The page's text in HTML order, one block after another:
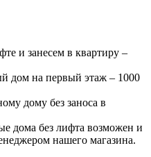
и занесем в квартиру –
дом на первый этаж – 1000
дому без заноса в
дома без лифта возможен и
нашего магазина.